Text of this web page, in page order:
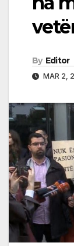
By Editor
MAR 2,